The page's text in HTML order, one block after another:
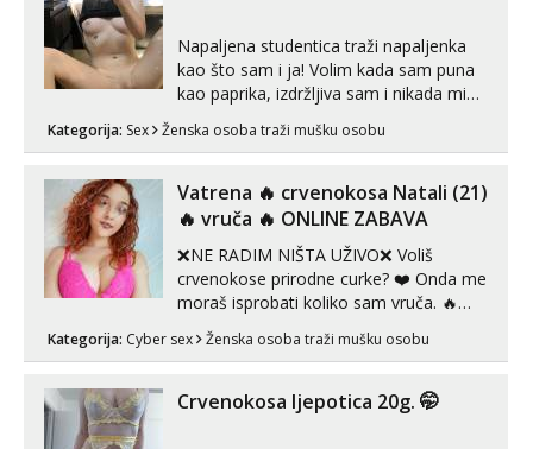
Napaljena studentica traži napaljenka
kao što sam i ja! Volim kada sam puna
kao paprika, izdržljiva sam i nikada mi
puta dnevno bilo kad i bilo gdje zato se
link ispod i nadji me tamo, cekam te!
Kategorija: Sex Ženska osoba traži mušku osobu
Vatrena ‎️‍🔥 crvenokosa Natali (21)
‎️‍🔥 vruča‎ ️‍🔥 ONLINE ZABAVA
❌NE RADIM NIŠTA UŽIVO❌ Voliš
crvenokose prirodne curke? ❤️ Onda me
moraš isprobati koliko sam vruča.‎ ️‍🔥
MLADA vražica koja ima 100%
prorodne grudi, 💦 Misli su mi uvijek
U mojoj raznolikoj ponudi možeš
pranaći nešto po svojoj mjeri. Sexi videa
Kategorija: Cyber sex Ženska osoba traži mušku osobu
Crvenokosa ljepotica 20g. 🤭